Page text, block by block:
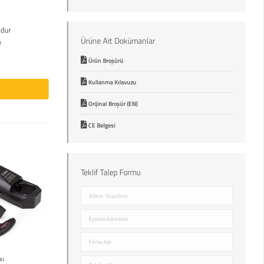
Ürüne Ait Dokümanlar
Ürün Broşürü
Kullanma Kılavuzu
Orijinal Broşür (EN)
CE Belgesi
Teklif Talep Formu